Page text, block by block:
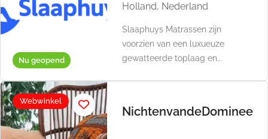
Nu geopend
Holland, Nederland
Slaaphuys Matrassen zijn
voorzien van een luxueuze
gewatteerde toplaag en...
Webwinkel
NichtenvandeDominee